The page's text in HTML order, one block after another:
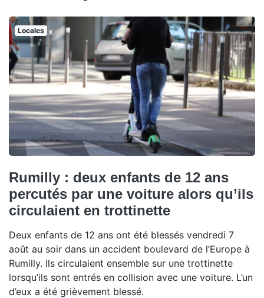
Locales
Rumilly : deux enfants de 12 ans
percutés par une voiture alors qu’ils
circulaient en trottinette
Deux enfants de 12 ans ont été blessés vendredi 7
août au soir dans un accident boulevard de l’Europe à
Rumilly. Ils circulaient ensemble sur une trottinette
lorsqu’ils sont entrés en collision avec une voiture. L’un
d’eux a été grièvement blessé.